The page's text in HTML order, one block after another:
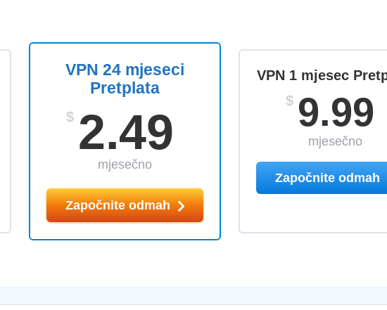
VPN 24 mjeseci
Pretplata
$ 2.49
mjesečno
Započnite odmah
VPN 1 mjesec
$ 9.99
mjesečno
Započnite odmah